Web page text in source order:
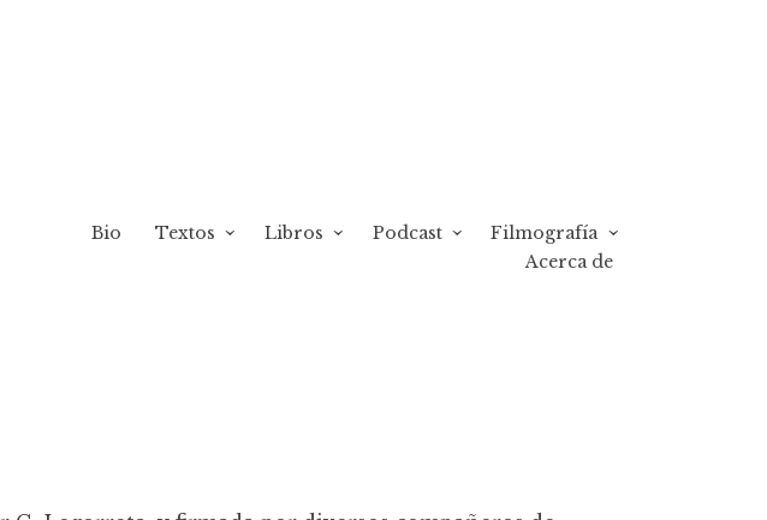
Bio Textos Libros Podcast
Filmografía
Acerca de